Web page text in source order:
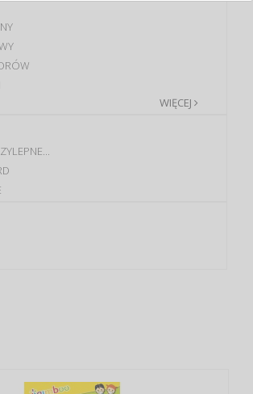
WIĘCEJ
obowiązującą od 25 maja 2018.
zalogowanych, ważna jest Państwa
której udzieliliście podczas zakładania
zgoda jest dobrowolna i można ją w
wycofać.
(rozwiń)